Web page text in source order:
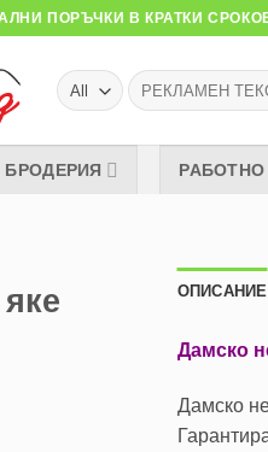
ПОРЪЧКИ В КРАТКИ
Търсене
за:
БРОДЕРИЯ
ОПИСАНИЕ
Дамско
Дамско